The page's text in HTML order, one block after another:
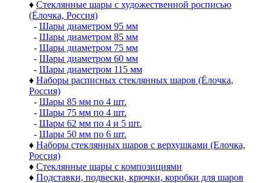
♦ Стеклянные шары с художественной росписью
(Ёлочка, Россия)
- Шары диаметром 95 мм
- Шары диаметром 85 мм
- Шары диаметром 75 мм
- Шары диаметром 60 мм
- Шары диаметром 115 мм
♦ Наборы расписных стеклянных шаров (Ёлочка,
Россия)
- Шары 85 мм по 4 шт.
- Шары 75 мм по 4 шт.
- Шары 62 мм по 4 и 5 шт.
- Шары 50 мм по 6 шт.
♦ Наборы стеклянных шаров с верхушками (Елочка,
Россия)
♦ Стеклянные шары с композициями
♦ Подставки, подвески, крючки, коробки для шаров